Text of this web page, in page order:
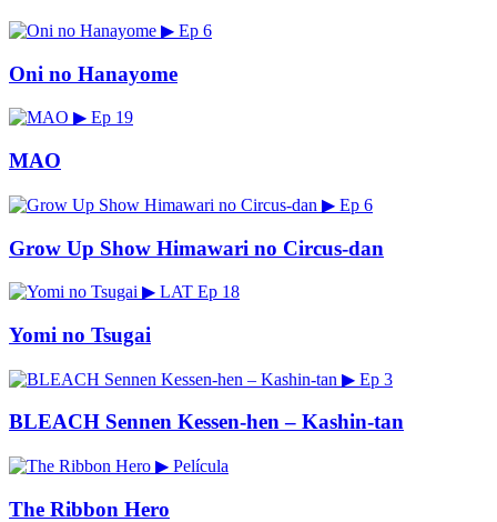
▶ Ep 6
Oni no Hanayome
▶ Ep 19
MAO
▶ Ep 6
Grow Up Show Himawari no Circus-dan
▶ LAT Ep 18
Yomi no Tsugai
▶ Ep 3
BLEACH Sennen Kessen-hen – Kashin-tan
▶ Película
The Ribbon Hero